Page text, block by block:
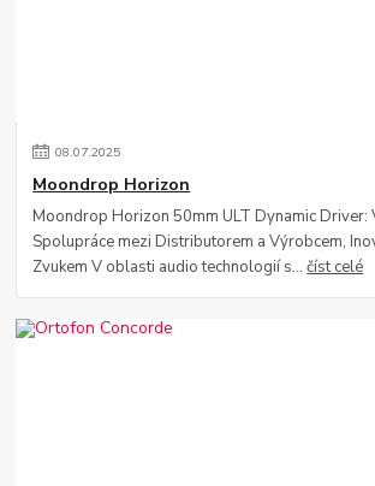
08.07.2025
Moondrop Horizon
Moondrop Horizon 50mm ULT Dynamic Driver:
Spolupráce mezi Distributorem a Výrobcem,
Zvukem V oblasti audio technologií s...číst celé